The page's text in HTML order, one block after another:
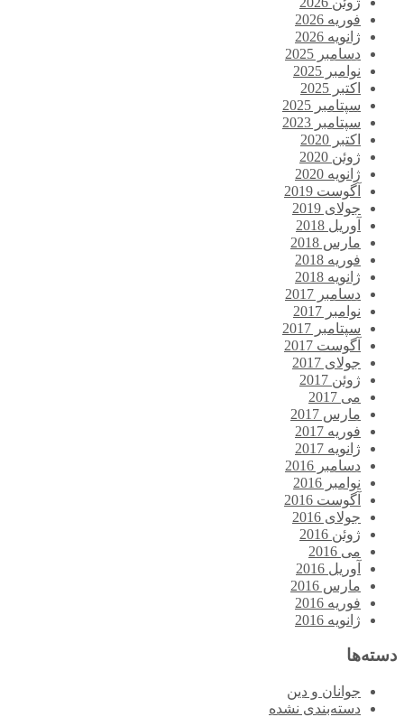
فوریه 2026
ژانویه 2026
دسامبر 2025
نوامبر 2025
اکتبر 2025
سپتامبر 2025
سپتامبر 2023
اکتبر 2020
ژوئن 2020
ژانویه 2020
آگوست 2019
جولای 2019
آوریل 2018
مارس 2018
فوریه 2018
ژانویه 2018
دسامبر 2017
نوامبر 2017
سپتامبر 2017
آگوست 2017
جولای 2017
ژوئن 2017
می 2017
مارس 2017
فوریه 2017
ژانویه 2017
دسامبر 2016
نوامبر 2016
آگوست 2016
جولای 2016
ژوئن 2016
می 2016
آوریل 2016
مارس 2016
فوریه 2016
ژانویه 2016
دسته‌ها
جوانان و دین
دسته‌بندی نشده